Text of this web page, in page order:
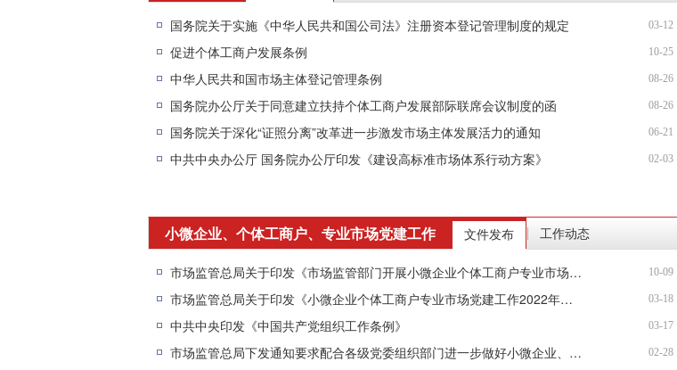
国务院关于实施《中华人民共和国公司法》注册资本登记管理制度的规定 03-12
促进个体工商户发展条例 10-25
中华人民共和国市场主体登记管理条例 08-26
国务院办公厅关于同意建立扶持个体工商户发展部际联席会议制度的函 08-26
国务院关于深化“证照分离”改革进一步激发市场主体发展活力的通知 06-21
中共中央办公厅 国务院办公厅印发《建设高标准市场体系行动方案》 02-03
小微企业、个体工商户、专业市场党建工作 文件发布 | 工作动态
市场监管总局关于印发《市场监管部门开展小微企业个体工商户专业市场党建工作指引》的通知 10-09
市场监管总局关于印发《小微企业个体工商户专业市场党建工作2022年工作要点》的通知 03-18
中共中央印发《中国共产党组织工作条例》 03-17
市场监管总局下发通知要求配合各级党委组织部门进一步做好小微企业、个体工商户、专业市场党建工作 02-28